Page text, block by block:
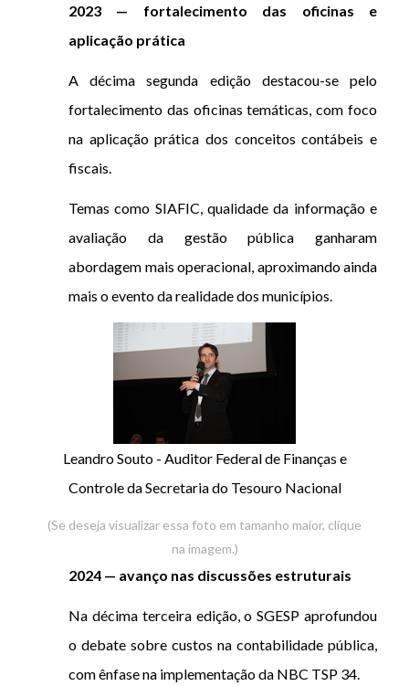
2023 — fortalecimento das oficinas e
aplicação prática
A décima segunda edição destacou-se pelo
fortalecimento das oficinas temáticas, com foco
na aplicação prática dos conceitos contábeis e
fiscais.
Temas como SIAFIC, qualidade da informação e
avaliação da gestão pública ganharam
abordagem mais operacional, aproximando ainda
mais o evento da realidade dos municípios.
Leandro Souto - Auditor Federal de Finanças e
Controle da Secretaria do Tesouro Nacional
(Se deseja visualizar essa foto em tamanho maior, clique
na imagem.)
2024 — avanço nas discussões estruturais
Na décima terceira edição, o SGESP aprofundou
o debate sobre custos na contabilidade pública,
com ênfase na implementação da NBC TSP 34.